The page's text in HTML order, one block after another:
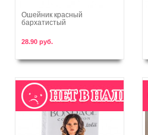
В корзину
Ошейник красный
бархатистый
28.90 руб.